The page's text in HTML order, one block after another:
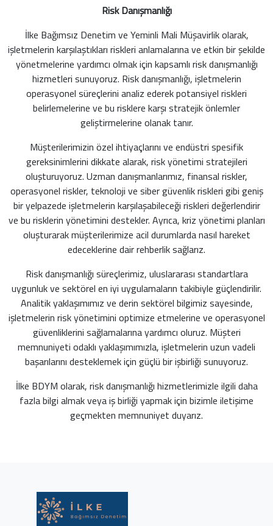
Risk Danışmanlığı
İlke Bağımsız Denetim ve Yeminli Mali Müşavirlik olarak,
işletmelerin karşılaştıkları riskleri anlamalarına ve etkin bir şekilde
yönetmelerine yardımcı olmak için kapsamlı risk danışmanlığı
hizmetleri sunuyoruz. Risk danışmanlığı, işletmelerin
operasyonel süreçlerini analiz ederek potansiyel riskleri
belirlemelerine ve bu risklere karşı stratejik önlemler
geliştirmelerine olanak tanır.
Müşterilerimizin özel ihtiyaçlarını ve endüstri spesifik
gereksinimlerini dikkate alarak, risk yönetimi stratejileri
oluşturuyoruz. Uzman danışmanlarımız, finansal riskler,
operasyonel riskler, teknoloji ve siber güvenlik riskleri gibi geniş
bir yelpazede işletmelerin karşılaşabileceği riskleri değerlendirir
ve bu risklerin yönetimini destekler. Ayrıca, kriz yönetimi planları
oluşturarak müşterilerimize acil durumlarda nasıl hareket
edeceklerine dair rehberlik sağlarız.
Risk danışmanlığı süreçlerimiz, uluslararası standartlara
uygunluk ve sektörel en iyi uygulamaların takibiyle güçlendirilir.
Analitik yaklaşımımız ve derin sektörel bilgimiz sayesinde,
işletmelerin risk yönetimini optimize etmelerine ve operasyonel
güvenliklerini sağlamalarına yardımcı oluruz. Müşteri
memnuniyeti odaklı yaklaşımımızla, işletmelerin uzun vadeli
başarılarını desteklemek için güçlü bir işbirliği sunuyoruz.
İlke BDYM olarak, risk danışmanlığı hizmetlerimizle ilgili daha
fazla bilgi almak veya iş birliği yapmak için bizimle iletişime
geçmekten memnuniyet duyarız.